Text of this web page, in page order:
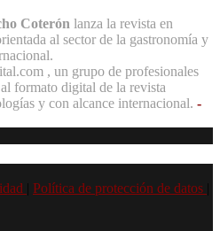
Coterón lanza la revista en
al sector de la gastronomía y
, un grupo de profesionales
formato digital de la revista
y con alcance internacional. -
Política de protección de datos